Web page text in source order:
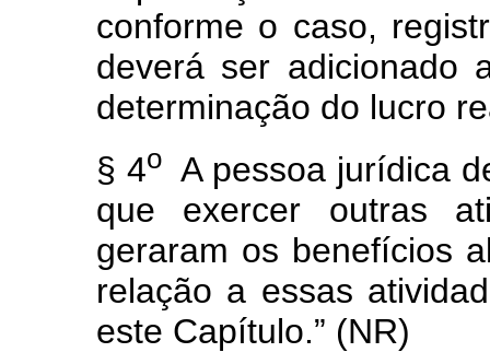
conforme o caso,
deverá ser adicionado
determinação do lucro
§ 4oA pessoa jurídica
que exercer outras
geraram os benefícios
relação a essas
este Capítulo.” (NR)